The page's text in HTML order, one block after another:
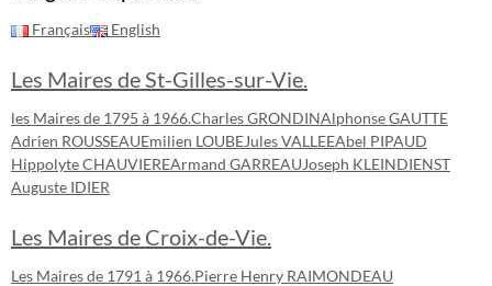
Français English
Les Maires de St-Gilles-sur-Vie.
les Maires de 1795 à 1966.Charles GRONDINAlphonse GAUTTE
Adrien ROUSSEAUEmilien LOUBEJules VALLEEAbel PIPAUD
Hippolyte CHAUVIEREArmand GARREAUJoseph KLEINDIENST
Auguste IDIER
Les Maires de Croix-de-Vie.
Les Maires de 1791 à 1966.Pierre Henry RAIMONDEAU